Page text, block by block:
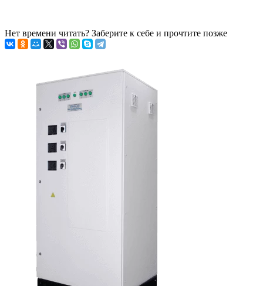
Нет времени читать? Заберите к себе и прочтите позже